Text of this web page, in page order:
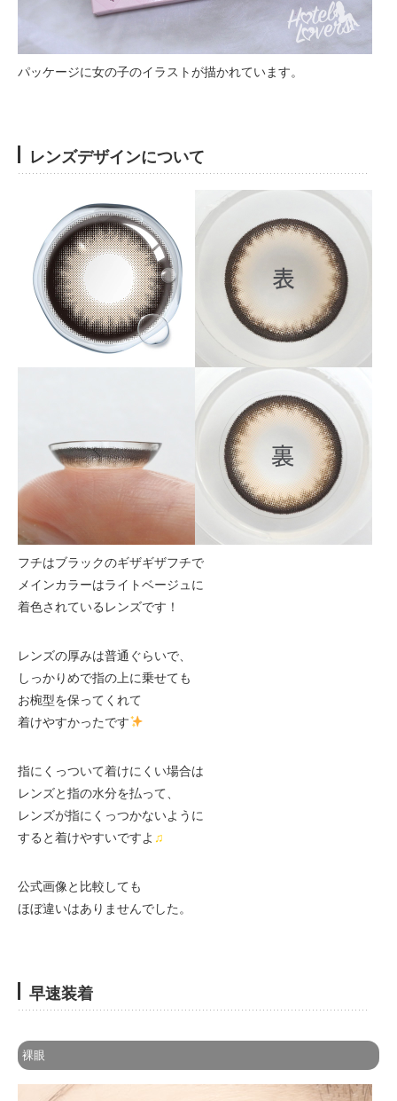
パッケージに女の子のイラストが描かれています。
レンズデザインについて
フチはブラックのギザギザフチで
メインカラーはライトベージュに
着色されているレンズです！
レンズの厚みは普通ぐらいで、
しっかりめで指の上に乗せても
お椀型を保ってくれて
着けやすかったです
指にくっついて着けにくい場合は
レンズと指の水分を払って、
レンズが指にくっつかないように
すると着けやすいですよ ♫
公式画像と比較しても
ほぼ違いはありませんでした。
早速装着
裸眼